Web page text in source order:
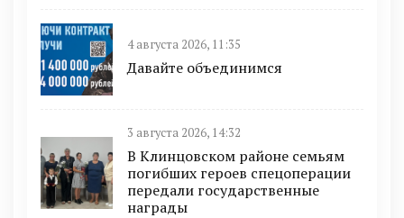
4 августа 2026, 11:35
Давайте объединимся
3 августа 2026, 14:32
В Клинцовском районе семьям
погибших героев спецоперации
передали государственные
награды